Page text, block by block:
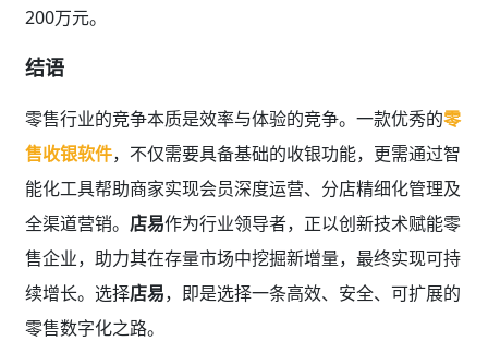
200万元。
结语
零售行业的竞争本质是效率与体验的竞争。一款优秀的零
售收银软件，不仅需要具备基础的收银功能，更需通过智
能化工具帮助商家实现会员深度运营、分店精细化管理及
全渠道营销。 店易作为行业领导者，正以创新技术赋能零
售企业，助力其在存量市场中挖掘新增量，最终实现可持
续增长。选择店易，即是选择一条高效、安全、可扩展的
零售数字化之路。